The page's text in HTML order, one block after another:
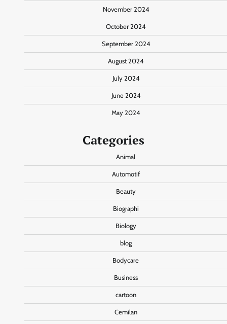
November 2024
October 2024
September 2024
August 2024
July 2024
June 2024
May 2024
Categories
Animal
Automotif
Beauty
Biographi
Biology
blog
Bodycare
Business
cartoon
Cemilan